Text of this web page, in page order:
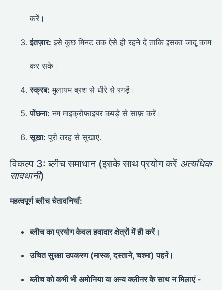
करें।
इंतज़ार: इसे कुछ मिनट तक ऐसे ही रहने दें ताकि इसका जादू काम
कर सके।
स्क्रब: मुलायम ब्रश से धीरे से रगड़ें।
पोंछना: नम माइक्रोफाइबर कपड़े से साफ़ करें।
सूखा: पूरी तरह से सुखाएं.
विकल्प 3: ब्लीच समाधान (इसके साथ प्रयोग करें अत्यधिक
सावधानी)
महत्वपूर्ण ब्लीच चेतावनियाँ:
ब्लीच का प्रयोग केवल हवादार क्षेत्रों में ही करें।
उचित सुरक्षा उपकरण (मास्क, दस्ताने, चश्मा) पहनें।
ब्लीच को कभी भी अमोनिया या अन्य क्लीनर के साथ न मिलाएं -